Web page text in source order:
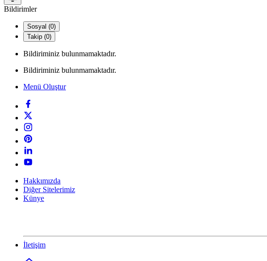
Bildirimler
Sosyal (0)
Takip (0)
Bildiriminiz bulunmamaktadır.
Bildiriminiz bulunmamaktadır.
Menü Oluştur
Hakkımızda
Diğer Sitelerimiz
Künye
İletişim